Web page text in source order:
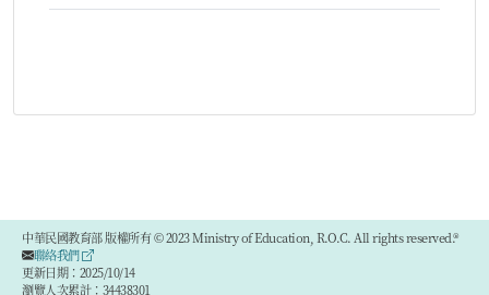
中華民國教育部 版權所有 © 2023 Ministry of Education, R.O.C. All rights reserved.®
聯絡我們
更新日期：2025/10/14
瀏覽人次累計：34438301